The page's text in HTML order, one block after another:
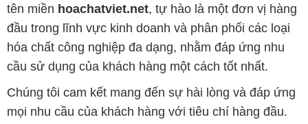
tên miền hoachatviet.net, tự hào là một đơn vị hàng
đầu trong lĩnh vực kinh doanh và phân phối các loại
hóa chất công nghiệp đa dạng, nhằm đáp ứng nhu
cầu sử dụng của khách hàng một cách tốt nhất.
Chúng tôi cam kết mang đến sự hài lòng và đáp ứng
mọi nhu cầu của khách hàng với tiêu chí hàng đầu.